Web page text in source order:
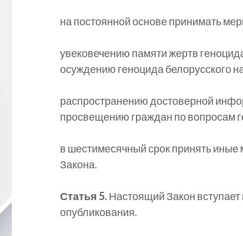
на постоянной основе принимать
увековечению памяти жертв
осуждению геноцида белорусского
распространению достоверной
просвещению граждан по вопросам
в шестимесячный срок принять
Закона.
Статья 5.Настоящий Закон
опубликования.